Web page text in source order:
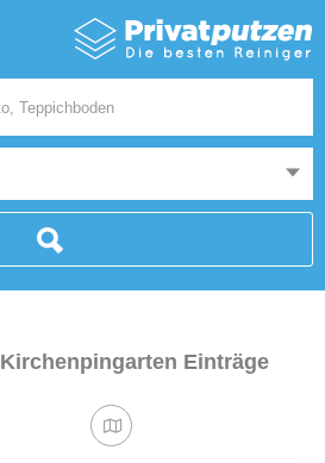
Kirchenpingarten Einträge